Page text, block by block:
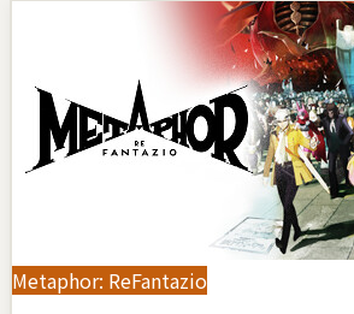
Metaphor: ReFantazio